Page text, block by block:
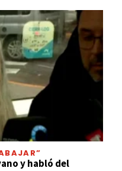
y habló del